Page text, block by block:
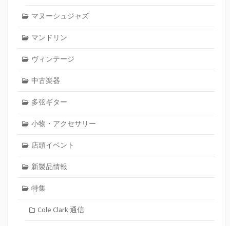
マヌーシュジャズ
マンドリン
ヴィンテージ
中古楽器
多弦ギター
小物・アクセサリー
店頭イベント
新製品情報
特集
Cole Clark 通信